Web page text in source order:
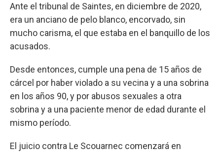
Ante el tribunal de Saintes, en diciembre de 2020,
era un anciano de pelo blanco, encorvado, sin
mucho carisma, el que estaba en el banquillo de los
acusados.
Desde entonces, cumple una pena de 15 años de
cárcel por haber violado a su vecina y a una sobrina
en los años 90, y por abusos sexuales a otra
sobrina y a una paciente menor de edad durante el
mismo período.
El juicio contra Le Scouarnec comenzará en